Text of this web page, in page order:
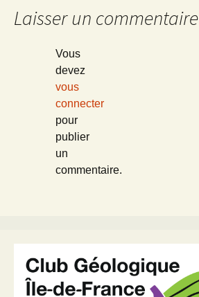
articles
Laisser un commentaire
Vous
devez
vous
connecter
pour
publier
un
commentaire.